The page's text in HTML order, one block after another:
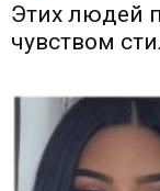
Этих людей
чувством